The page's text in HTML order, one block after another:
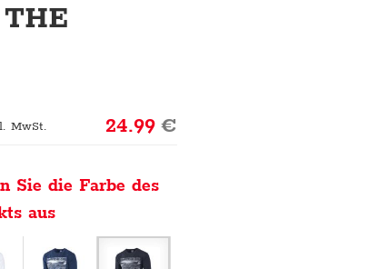
MwSt. 24.99€
Sie die Farbe des
aus